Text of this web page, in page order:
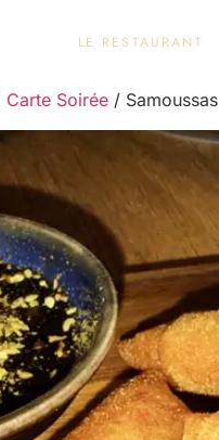
LE RESTAURANT
Carte Soirée / Samoussas